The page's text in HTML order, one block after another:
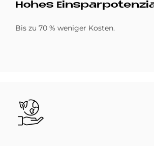
Ho­hes
Bis zu 70 % weniger Kosten.
Bild